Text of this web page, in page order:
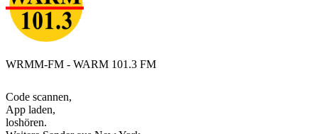
WRMM-FM - WARM 101.3 FM
Code scannen,
App laden,
loshören.